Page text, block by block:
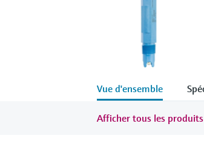
Vue d'ensemble
Afficher tous les